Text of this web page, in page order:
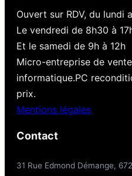
Ouvert sur RDV, du lundi
Le vendredi de 8h30 à
Et le samedi de 9h à 12h
Micro-entreprise de
informatique.PC
prix.
Mentions légales
Contact
31 Rue Edmond Démange,